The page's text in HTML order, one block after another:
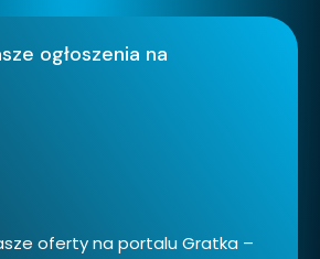
ogłoszenia na
oferty na portalu Gratka –